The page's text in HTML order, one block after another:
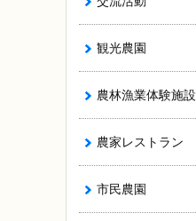
観光農園
農林漁業体験施設
農家レストラン
市民農園